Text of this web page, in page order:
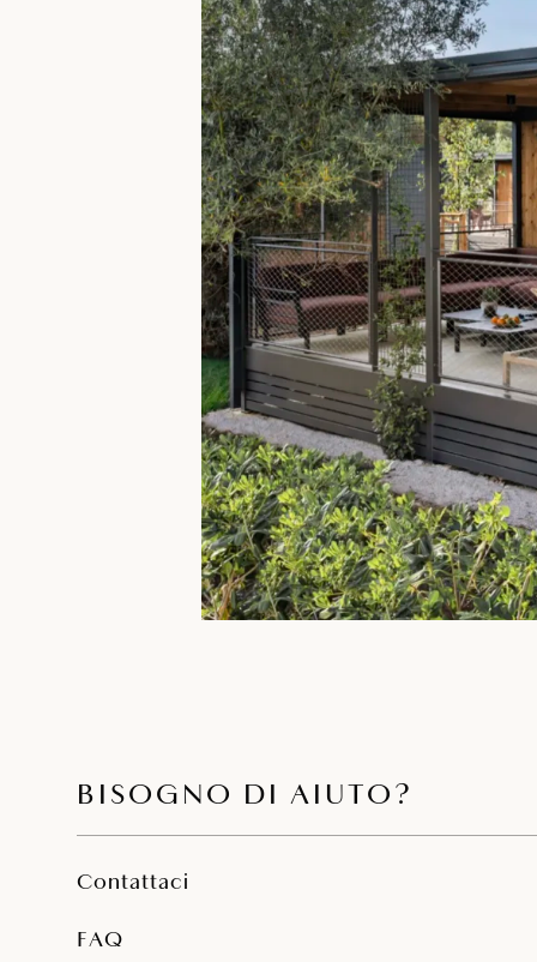
BISOGNO DI AIUTO?
Contattaci
FAQ